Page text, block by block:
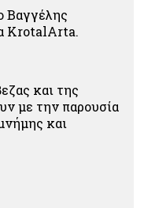
Βαγγέλης
KrotalArta.
και της
με την παρουσία
και